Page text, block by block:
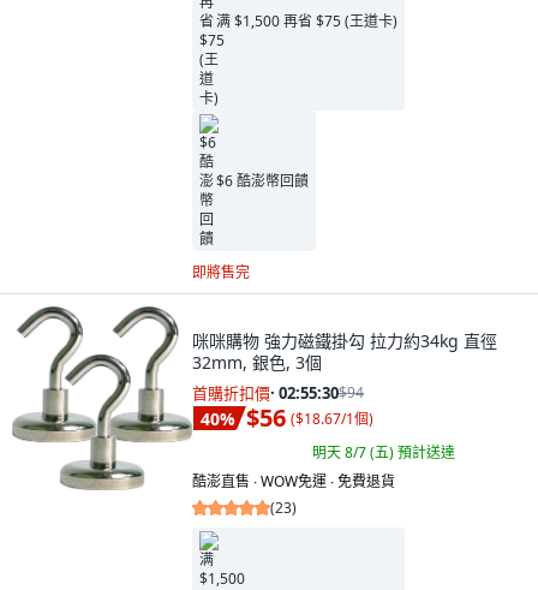
满 $1,500 再省 $75 (王道卡)
$6 酷澎幣回饋
即將售完
咪咪購物 強力磁鐵掛勾 拉力約34kg 直徑
32mm, 銀色, 3個
首購折扣價· 02:55:29$94
40% $56 ($18.67/1個)
明天 8/7 (五)預計送達
酷澎直售 ∙ WOW免運 ∙ 免費退貨
(23)